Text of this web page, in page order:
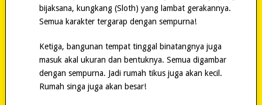
bijaksana, kungkang (Sloth) yang lambat gerakannya.
Semua karakter tergarap dengan sempurna!
Ketiga, bangunan tempat tinggal binatangnya juga
masuk akal ukuran dan bentuknya. Semua digambar
dengan sempurna. Jadi rumah tikus juga akan kecil.
Rumah singa juga akan besar!